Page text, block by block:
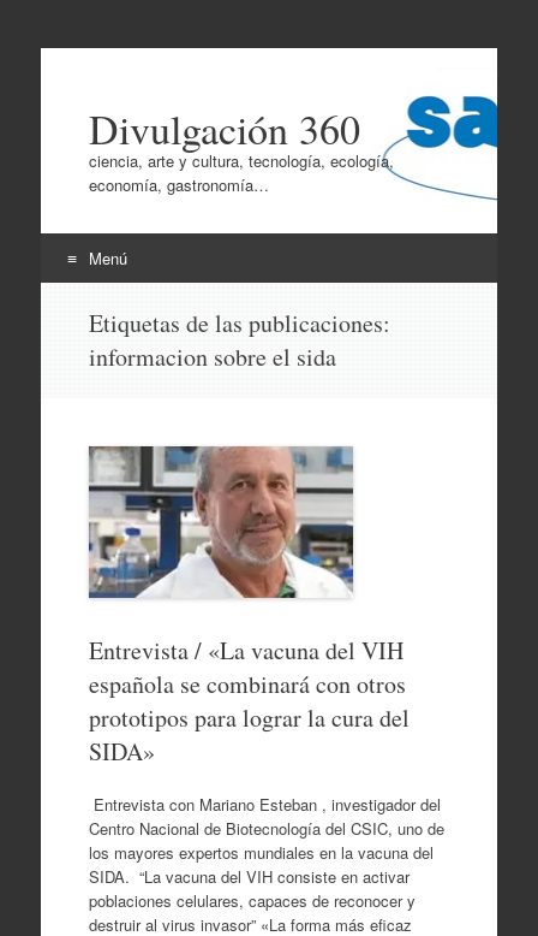
Divulgación 360
ciencia, arte y cultura, tecnología, ecología,
economía, gastronomía…
Menú
contenido
Etiquetas de las publicaciones:
informacion sobre el sida
Entrevista / «La vacuna del VIH
española se combinará con otros
prototipos para lograr la cura del
SIDA»
Entrevista con Mariano Esteban , investigador del
Centro Nacional de Biotecnología del CSIC, uno de
los mayores expertos mundiales en la vacuna del
SIDA. “La vacuna del VIH consiste en activar
poblaciones celulares, capaces de reconocer y
destruir al virus invasor” «La forma más eficaz